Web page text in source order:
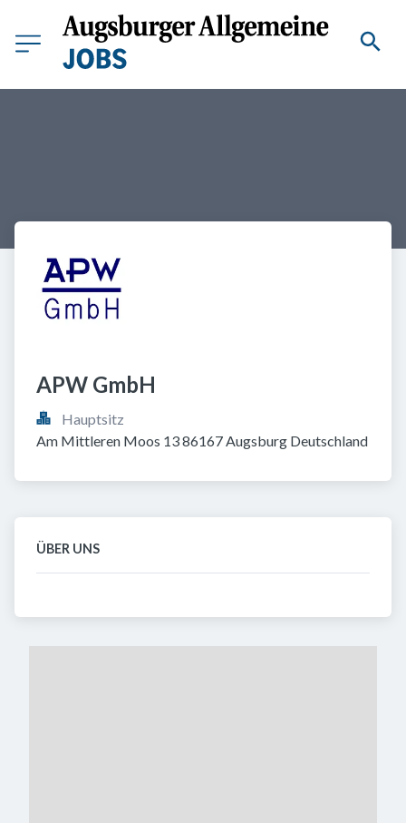
APW GmbH
Hauptsitz
Am Mittleren Moos 13 86167 Augsburg Deutschland
ÜBER UNS